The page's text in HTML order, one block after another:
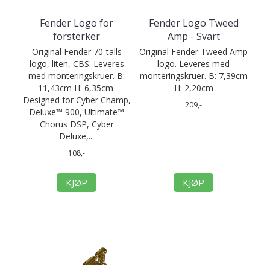
Fender Logo for
forsterker
Original Fender 70-talls
logo, liten, CBS. Leveres
med monteringskruer. B:
11,43cm H: 6,35cm
Designed for Cyber Champ,
Deluxe™ 900, Ultimate™
Chorus DSP, Cyber
Deluxe,...
108,-
KJØP
Fender Logo Tweed
Amp - Svart
Original Fender Tweed Amp
logo. Leveres med
monteringskruer. B: 7,39cm
H: 2,20cm
209,-
KJØP